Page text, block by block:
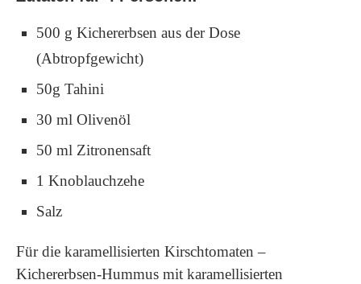
500 g Kichererbsen aus der Dose
(Abtropfgewicht)
50g Tahini
30 ml Olivenöl
50 ml Zitronensaft
1 Knoblauchzehe
Salz
Für die karamellisierten Kirschtomaten –
Kichererbsen-Hummus mit karamellisierten